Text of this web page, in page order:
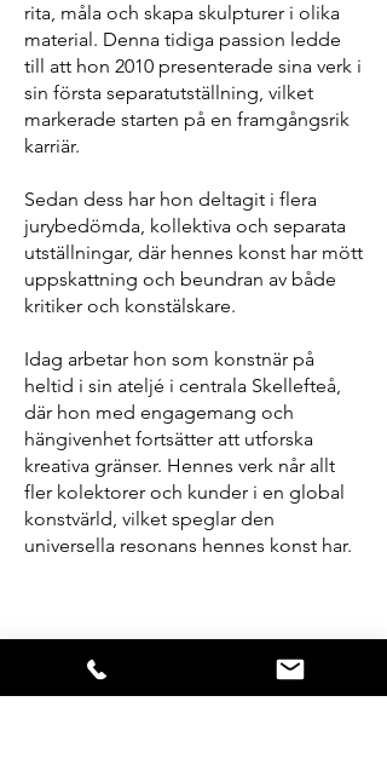
rita, måla och skapa skulpturer i olika
material. Denna tidiga passion ledde
till att hon 2010 presenterade sina verk i
sin första separatutställning, vilket
markerade starten på en framgångsrik
karriär.
Sedan dess har hon deltagit i flera
jurybedömda, kollektiva och separata
utställningar, där hennes konst har mött
uppskattning och beundran av både
kritiker och konstälskare.
Idag arbetar hon som konstnär på
heltid i sin ateljé i centrala Skellefteå,
där hon med engagemang och
hängivenhet fortsätter att utforska
kreativa gränser. Hennes verk når allt
fler kolektorer och kunder i en global
konstvärld, vilket speglar den
universella resonans hennes konst har.
Åter till konstnärer